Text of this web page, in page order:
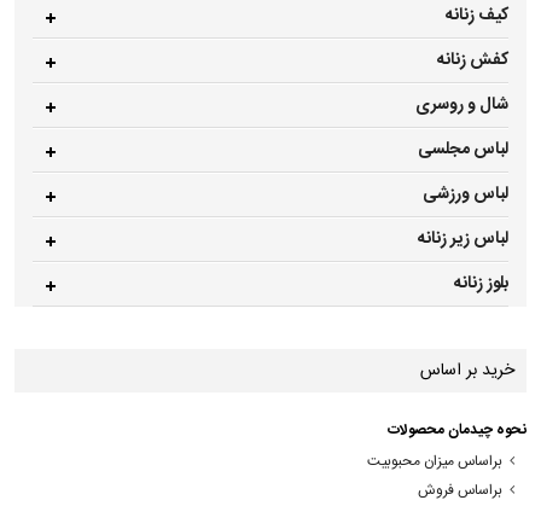
کیف زنانه
کفش زنانه
شال و روسری
لباس مجلسی
لباس ورزشی
لباس زیر زنانه
بلوز زنانه
خرید بر اساس
نحوه چیدمان محصولات
براساس میزان محبوبیت
براساس فروش